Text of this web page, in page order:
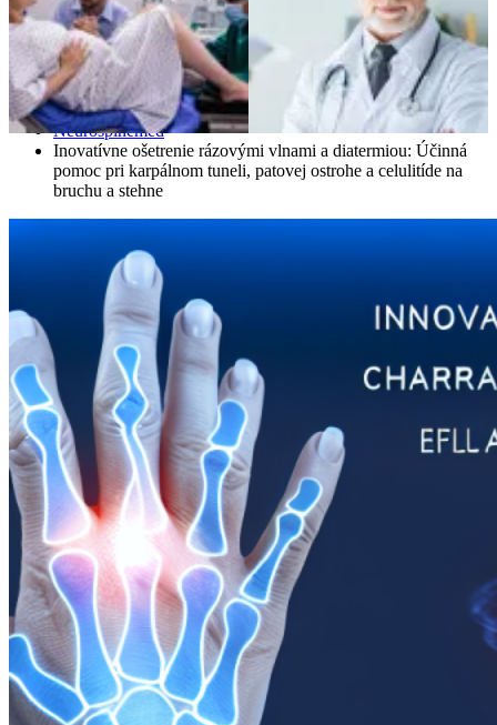
Domáce
Neurospinemed
Inovatívne ošetrenie rázovými vlnami a diatermiou: Účinná
pomoc pri karpálnom tuneli, patovej ostrohe a celulitíde na
bruchu a stehne